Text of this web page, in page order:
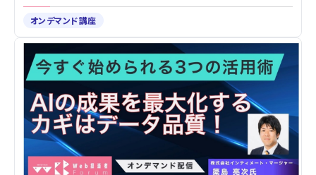
オンデマンド講座